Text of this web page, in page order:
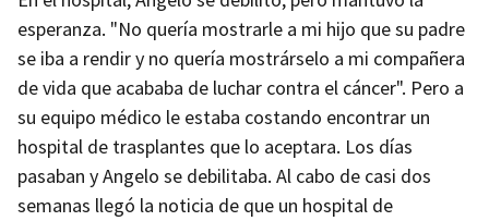
esperanza. "No quería mostrarle a mi hijo que su padre
se iba a rendir y no quería mostrárselo a mi compañera
de vida que acababa de luchar contra el cáncer". Pero a
su equipo médico le estaba costando encontrar un
hospital de trasplantes que lo aceptara. Los días
pasaban y Angelo se debilitaba. Al cabo de casi dos
semanas llegó la noticia de que un hospital de